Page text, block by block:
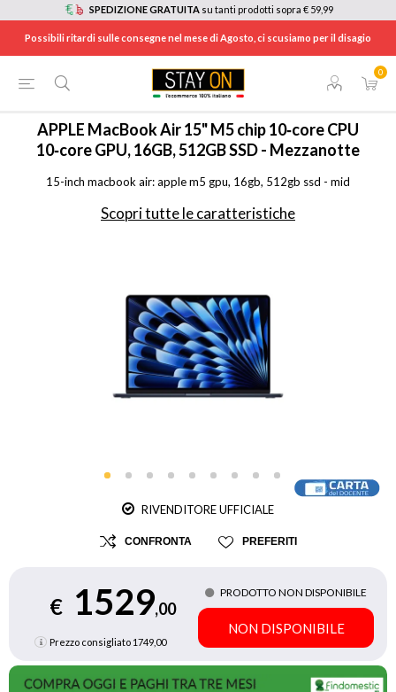
SPEDIZIONE GRATUITA su tanti prodotti sopra € 59,99
Possibili ritardi sulle consegne nel mese di Agosto, ci scusiamo per il disagio
0
INFORMATICA COMPUTER PORTATILI / MDVH4TA
APPLE MacBook Air 15" M5 chip 10‑core CPU
10‑core GPU, 16GB, 512GB SSD - Mezzanotte
15-inch macbook air: apple m5 gpu, 16gb, 512gb ssd - mid
Scopri tutte le caratteristiche
RIVENDITORE UFFICIALE
CONFRONTA PREFERITI
€ 1529,00
Prezzo consigliato 1749,00
PRODOTTO NON DISPONIBILE
NON DISPONIBILE